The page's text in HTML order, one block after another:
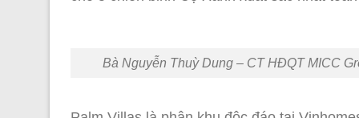
Bà Nguyễn Thuỳ Dung – CT HĐQT MICC